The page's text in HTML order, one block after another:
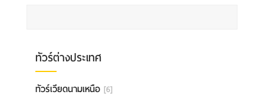
ทัวร์ต่างประเทศ
ทัวร์เวียดนามเหนือ [6]